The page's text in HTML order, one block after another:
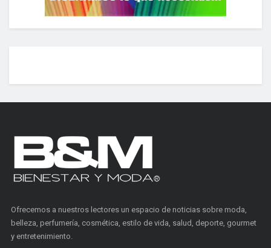
Ofrecemos a nuestros lectores un espacio de noticias sobre moda,
belleza, perfumería, cosmética, estilo de vida, salud, deporte, gourmet
y entretenimiento.